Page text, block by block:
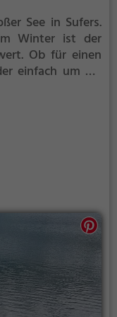
See in Sufers.
Winter ist der
Ob für einen
einfach um die